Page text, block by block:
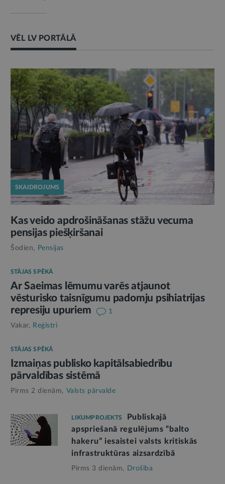
VĒL LV PORTĀLĀ
SKAIDROJUMS
Kas veido apdrošināšanas stāžu vecuma
pensijas piešķiršanai
Šodien, Pensijas
STĀJAS SPĒKĀ
Ar Saeimas lēmumu varēs atjaunot
vēsturisko taisnīgumu padomju psihiatrijas
represiju upuriem
1
Vakar, Reģistri
STĀJAS SPĒKĀ
Izmaiņas publisko kapitālsabiedrību
pārvaldības sistēmā
Pirms 2 dienām, Valsts pārvalde
LIKUMPROJEKTS
Publiskajā
apspriešanā regulējums “balto
hakeru” iesaistei valsts kritiskās
infrastruktūras aizsardzībā
Pirms 3 dienām, Drošība